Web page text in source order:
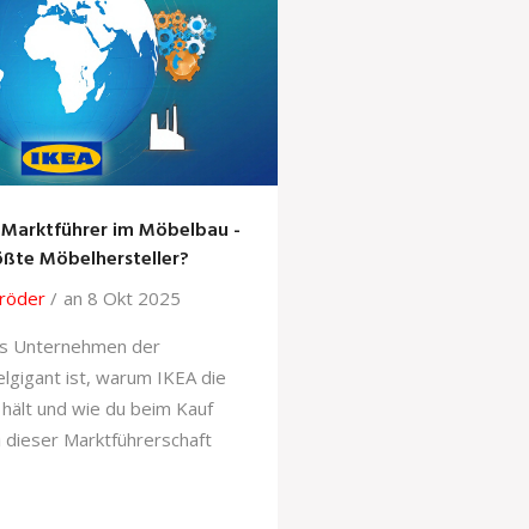
im Möbelbau -
Möbelhersteller?
an 8 Okt 2025
Unternehmen der
ist, warum IKEA die
und wie du beim Kauf
dieser Marktführerschaft